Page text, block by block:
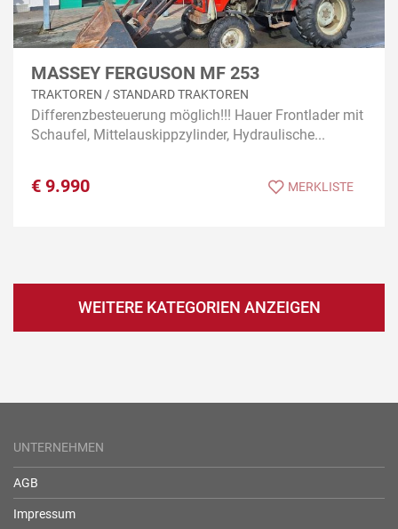
MASSEY FERGUSON MF 253
TRAKTOREN / STANDARD TRAKTOREN
Differenzbesteuerung möglich!!! Hauer Frontlader mit
Schaufel, Mittelauskippzylinder, Hydraulische...
€ 9.990 MERKLISTE
WEITERE KATEGORIEN ANZEIGEN
UNTERNEHMEN
AGB
Impressum